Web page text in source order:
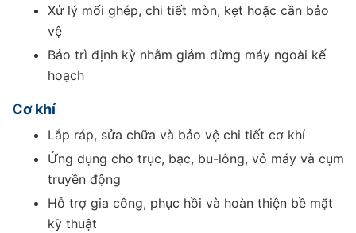
Xử lý mối ghép, chi tiết mòn, kẹt hoặc cần bảo
vệ
Bảo trì định kỳ nhằm giảm dừng máy ngoài kế
hoạch
Cơ khí
Lắp ráp, sửa chữa và bảo vệ chi tiết cơ khí
Ứng dụng cho trục, bạc, bu-lông, vỏ máy và cụm
truyền động
Hỗ trợ gia công, phục hồi và hoàn thiện bề mặt
kỹ thuật